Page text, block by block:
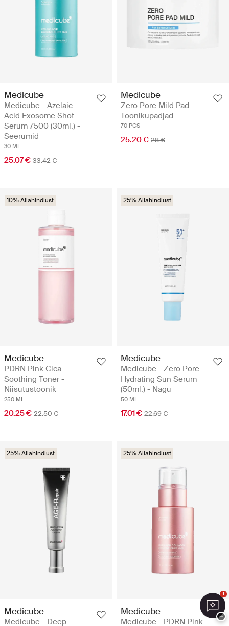
Medicube
Medicube - Azelaic
Acid Exosome Shot
Serum 7500 (30ml.) -
Seerumid
30 ML
25.07 € 33.42 €
Medicube
Zero Pore Mild Pad -
Toonikupadjad
70 PCS
25.20 € 28 €
10% Allahindlust
Medicube
PDRN Pink Cica
Soothing Toner -
Niisutustoonik
250 ML
20.25 € 22.50 €
25% Allahindlust
Medicube
Medicube - Zero Pore
Hydrating Sun Serum
(50ml.) - Nägu
50 ML
17.01 € 22.69 €
25% Allahindlust
Medicube
Medicube - Deep
25% Allahindlust
Medicube
Medicube - PDRN Pink
1
−